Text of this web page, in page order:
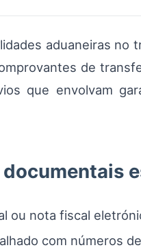
aduaneiras no
de
que envolvam
ou nota fiscal
com números